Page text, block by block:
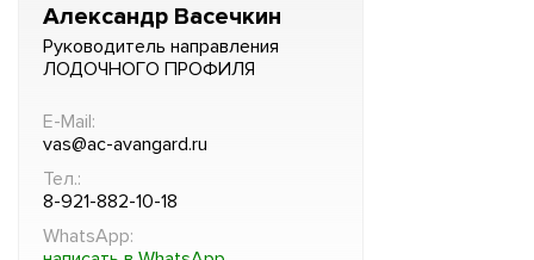
Александр Васечкин
Руководитель направления
ЛОДОЧНОГО ПРОФИЛЯ
E-Mail:
vas@ac-avangard.ru
Тел.:
8-921-882-10-18
WhatsApp: